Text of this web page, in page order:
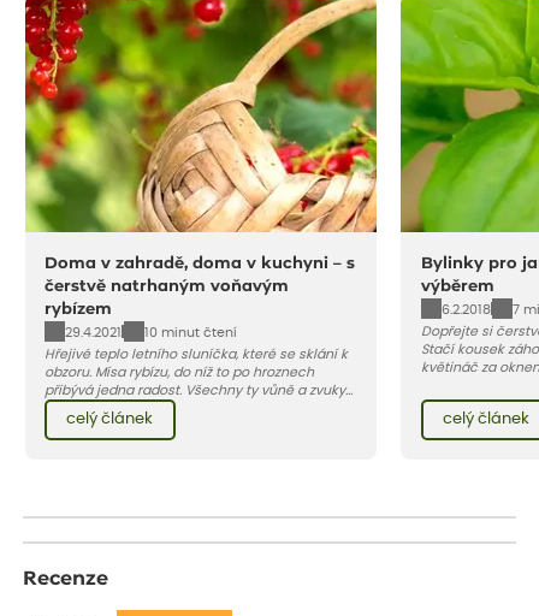
Doma v zahradě, doma v kuchyni – s
čerstvě natrhaným voňavým
rybízem
29.4.2021
10 minut čtení
Hřejivé teplo letního sluníčka, které se sklání k
obzoru. Mísa rybízu, do níž to po hroznech
přibývá jedna radost. Všechny ty vůně a zvuky
červencové zahrady. Sklizeň rybízu do kuchyně
vnese neuvěřitelný klid a radost. A taky trochu
bezstarostnosti dětství při mlsání babiččina
celý článek
Bylinky pro
výběrem
6.2.2018
7
Dopřejte si
Stačí kousek
květináč za
celý článek
Recenze